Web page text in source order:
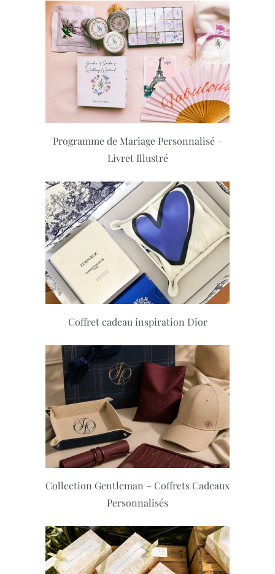
Programme de Mariage Personnalisé –
Livret Illustré
Coffret cadeau inspiration Dior
Collection Gentleman – Coffrets Cadeaux
Personnalisés